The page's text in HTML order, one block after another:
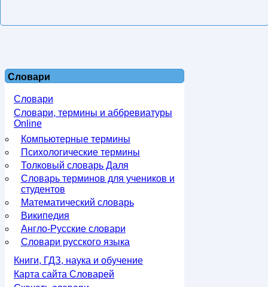
Словари
Словари
Словари, термины и аббревиатуры
Online
Компьютерные термины
Психологические термины
Толковый словарь Даля
Словарь терминов для учеников и
студентов
Математический словарь
Википедия
Англо-Русские словари
Словари русского языка
Книги, ГДЗ, наука и обучение
Карта сайта Словарей